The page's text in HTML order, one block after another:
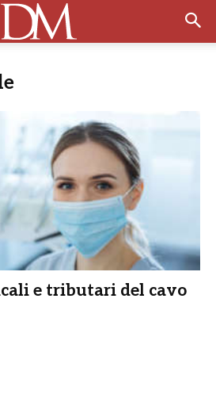
e tributari del cavo